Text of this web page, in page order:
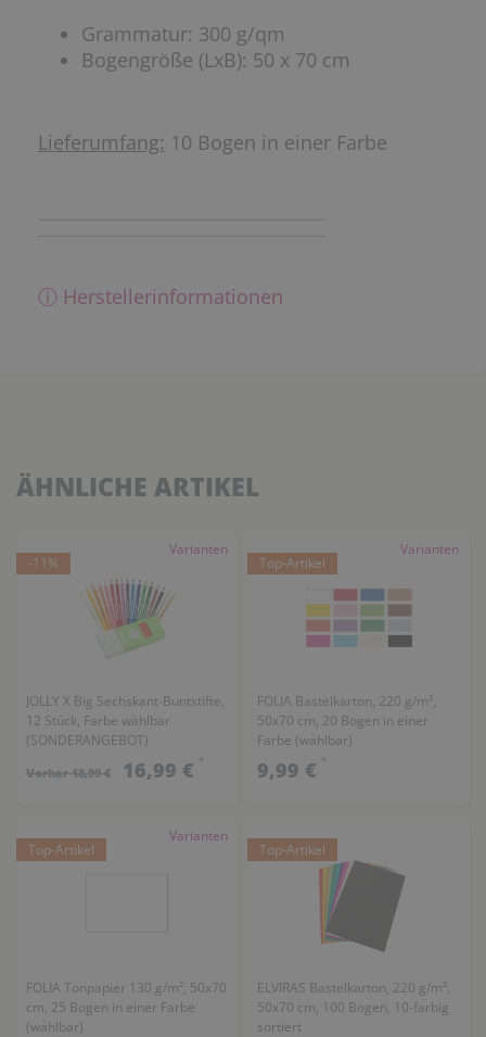
Grammatur: 300 g/qm
Bogengröße (LxB): 50 x 70 cm
Lieferumfang: 10 Bogen in einer Farbe
ⓘ Herstellerinformationen
ÄHNLICHE ARTIKEL
Varianten
-11%
JOLLY X Big Sechskant-Buntstifte,
12 Stück, Farbe wählbar
(SONDERANGEBOT)
Vorher 18,99 € 16,99 € *
Varianten
Top-Artikel
FOLIA Bastelkarton, 220 g/m²,
50x70 cm, 20 Bogen in einer
Farbe (wählbar)
9,99 € *
Varianten
Top-Artikel
FOLIA Tonpapier 130 g/m², 50x70
cm, 25 Bogen in einer Farbe
(wählbar)
Top-Artikel
ELVIRAS Bastelkarton, 220 g/m²,
50x70 cm, 100 Bogen, 10-farbig
sortiert